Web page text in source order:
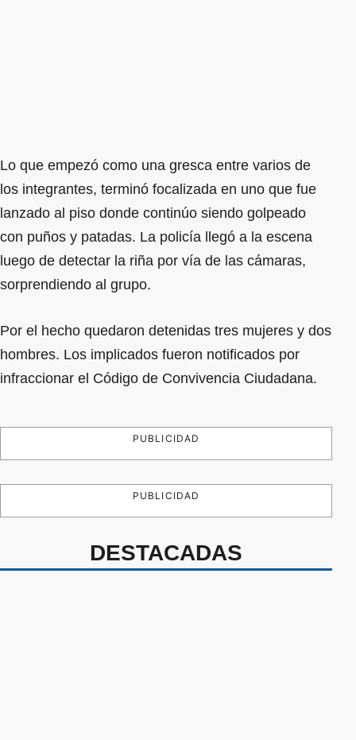
Lo que empezó como una gresca entre varios de
los integrantes, terminó focalizada en uno que fue
lanzado al piso donde continúo siendo golpeado
con puños y patadas. La policía llegó a la escena
luego de detectar la riña por vía de las cámaras,
sorprendiendo al grupo.
Por el hecho quedaron detenidas tres mujeres y dos
hombres. Los implicados fueron notificados por
infraccionar el Código de Convivencia Ciudadana.
PUBLICIDAD
PUBLICIDAD
DESTACADAS